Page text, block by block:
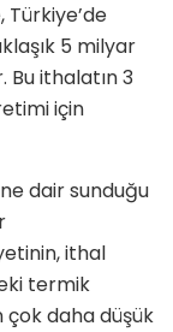
5 milyar
ithalatın 3
için
dair sunduğu
ithal
termik
daha düşük